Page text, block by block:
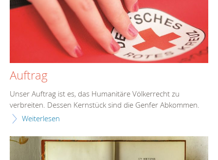
Auftrag
Unser Auftrag ist es, das Humanitäre Völkerrecht zu
verbreiten. Dessen Kernstück sind die Genfer Abkommen.
Weiterlesen